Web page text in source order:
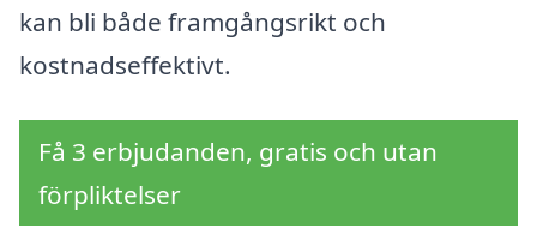
kan bli både framgångsrikt och
kostnadseffektivt.
Få 3 erbjudanden, gratis och utan
förpliktelser